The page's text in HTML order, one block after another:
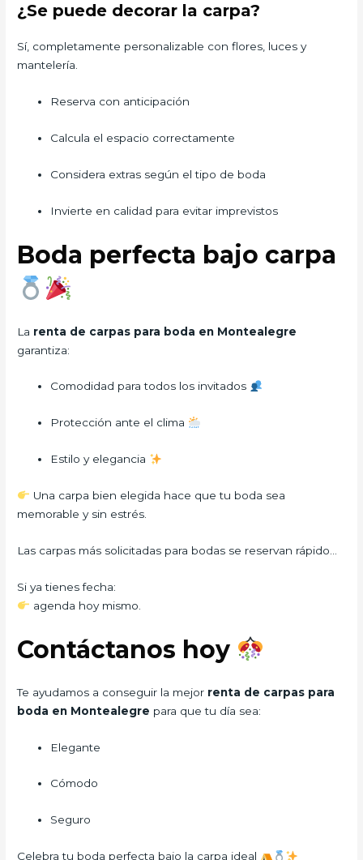
¿Se puede decorar la carpa?
Sí, completamente personalizable con flores, luces y
mantelería.
Reserva con anticipación
Calcula el espacio correctamente
Considera extras según el tipo de boda
Invierte en calidad para evitar imprevistos
Boda perfecta bajo carpa
La renta de carpas para boda en Montealegre
garantiza:
Comodidad para todos los invitados
Protección ante el clima
Estilo y elegancia
Una carpa bien elegida hace que tu boda sea
memorable y sin estrés.
Las carpas más solicitadas para bodas se reservan rápido…
Si ya tienes fecha:
agenda hoy mismo.
Contáctanos hoy
Te ayudamos a conseguir la mejor renta de carpas para
boda en Montealegre para que tu día sea:
Elegante
Cómodo
Seguro
Celebra tu boda perfecta bajo la carpa ideal